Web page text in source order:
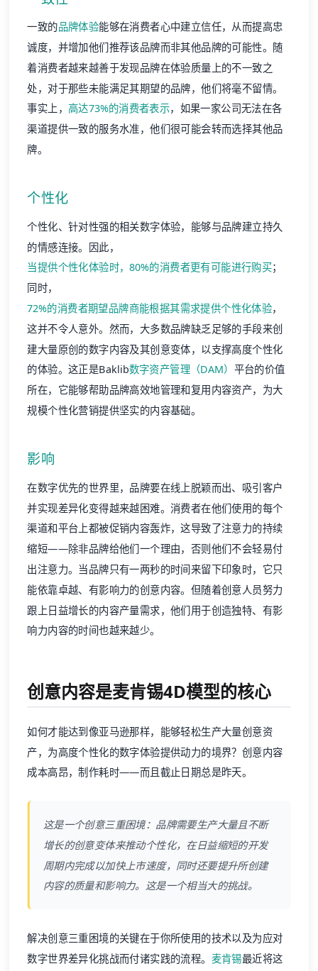
一致的品牌体验能够在消费者心中建立信任，从而提高忠
诚度，并增加他们推荐该品牌而非其他品牌的可能性。随
着消费者越来越善于发现品牌在体验质量上的不一致之
处，对于那些未能满足其期望的品牌，他们将毫不留情。
事实上， 高达73%的消费者表示，如果一家公司无法在各
渠道提供一致的服务水准，他们很可能会转而选择其他品
牌。
个性化
个性化、针对性强的相关数字体验，能够与品牌建立持久
的情感连接。因此，
当提供个性化体验时，80%的消费者更有可能进行购买；
同时，
72%的消费者期望品牌商能根据其需求提供个性化体验，
这并不令人意外。然而，大多数品牌缺乏足够的手段来创
建大量原创的数字内容及其创意变体，以支撑高度个性化
的体验。这正是Baklib数字资产管理（DAM） 平台的价值
所在，它能够帮助品牌高效地管理和复用内容资产，为大
规模个性化营销提供坚实的内容基础。
影响
在数字优先的世界里，品牌要在线上脱颖而出、吸引客户
并实现差异化变得越来越困难。消费者在他们使用的每个
渠道和平台上都被促销内容轰炸，这导致了注意力的持续
缩短——除非品牌给他们一个理由，否则他们不会轻易付
出注意力。当品牌只有一两秒的时间来留下印象时，它只
能依靠卓越、有影响力的创意内容。但随着创意人员努力
跟上日益增长的内容产量需求，他们用于创造独特、有影
响力内容的时间也越来越少。
创意内容是麦肯锡4D模型的核心
如何才能达到像亚马逊那样，能够轻松生产大量创意资
产，为高度个性化的数字体验提供动力的境界？创意内容
成本高昂，制作耗时——而且截止日期总是昨天。
这是一个创意三重困境：品牌需要生产大量且不断
增长的创意变体来推动个性化，在日益缩短的开发
周期内完成以加快上市速度，同时还要提升所创建
内容的质量和影响力。这是一个相当大的挑战。
解决创意三重困境的关键在于你所使用的技术以及为应对
数字世界差异化挑战而付诸实践的流程。 麦肯锡最近将这